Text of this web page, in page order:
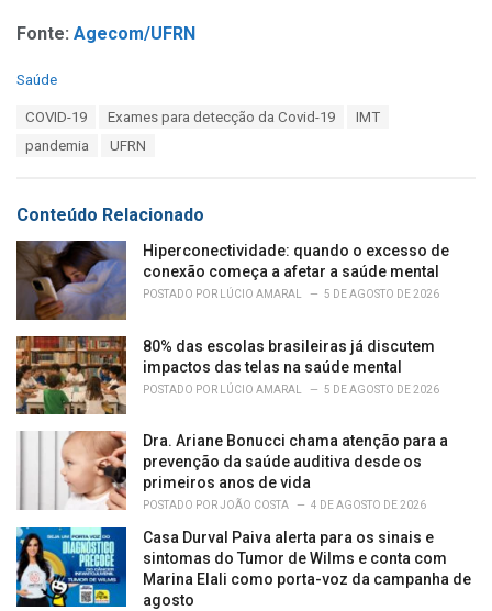
Fonte: Agecom/UFRN
C
i
e
s
Saúde
COVID-19 Exames para detecção da Covid-19
IMT
pandemia
UFRN
Conteúdo Relacionado
Hiperconectividade: quando o excesso de
conexão começa a afetar a saúde mental
POSTADO POR LÚCIO AMARAL 5 DE AGOSTO DE 2026
80% das escolas brasileiras já discutem
impactos das telas na saúde mental
POSTADO POR LÚCIO AMARAL 5 DE AGOSTO DE 2026
Dra. Ariane Bonucci chama atenção para a
prevenção da saúde auditiva desde os
primeiros anos de vida
POSTADO PORJOÃO COSTA 4 DE AGOSTO DE 2026
Casa Durval Paiva alerta para os sinais e
sintomas do Tumor de Wilms e conta com
Marina Elali como porta-voz da campanha de
agosto